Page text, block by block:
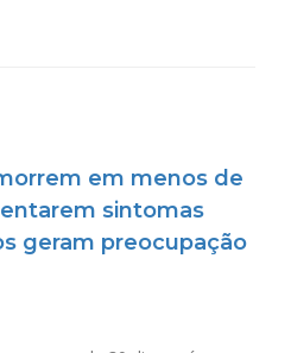
em menos de
sintomas
geram preocupação